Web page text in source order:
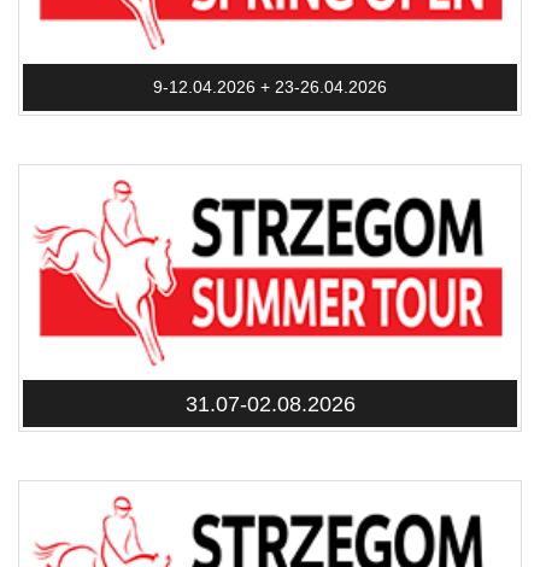
9-12.04.2026 + 23-26.04.2026
31.07-02.08.2026